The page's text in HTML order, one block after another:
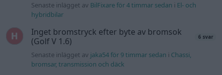
Senaste inlägget av BilFixare för 4 timmar sedan i El- och
hybridbilar
Inget bromstryck efter byte av bromsok
(Golf V 1.6)
6 svar
Senaste inlägget av jaka54 för 9 timmar sedan i Chassi,
bromsar, transmission och däck